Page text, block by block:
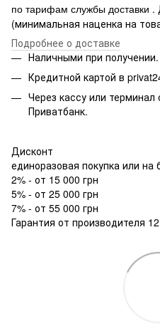
по тарифам службы доставки .
(минимальная наценка на
Подробнее о доставке
Наличными при получении.
Кредитной картой в
Через кассу или
Приватбанк.
Дисконт
единоразовая покупка или на
2% - от 15 000 грн
5% - от 25 000 грн
7% - от 55 000 грн
Гарантия от производителя